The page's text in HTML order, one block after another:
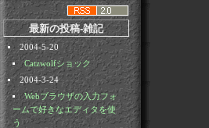
最新の投稿-雑記
2004-5-20
Catzwolfショック
2004-3-24
Webブラウザの入力フォ
ームで好きなエディタを使
う